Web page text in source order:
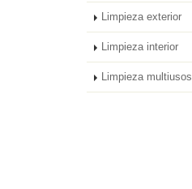
Limpieza exterior
Limpieza interior
Limpieza multiusos